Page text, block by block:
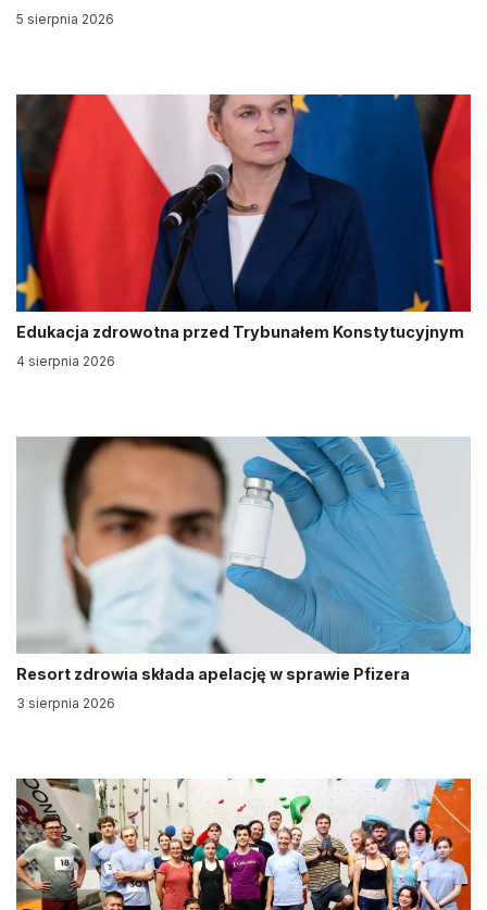
5 sierpnia 2026
Edukacja zdrowotna przed Trybunałem Konstytucyjnym
4 sierpnia 2026
Resort zdrowia składa apelację w sprawie Pfizera
3 sierpnia 2026